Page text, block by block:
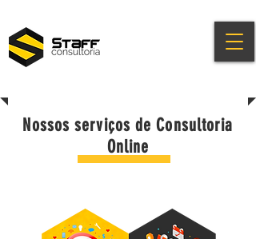
Nossos serviços de Consultoria
Online